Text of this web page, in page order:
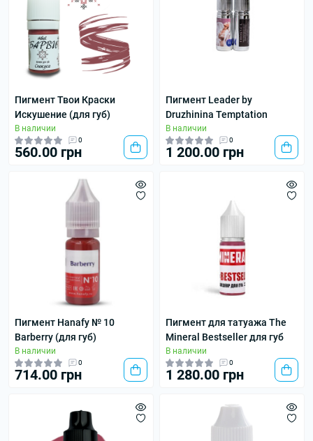
Пигмент Твои Краски
Искушение (для губ)
В наличии
0
560.00 грн
Пигмент Leader by
Druzhinina Temptation
В наличии
0
1 200.00 грн
Пигмент Hanafy № 10
Barberry (для губ)
В наличии
0
714.00 грн
Пигмент для татуажа The
Mineral Bestseller для губ
В наличии
0
1 280.00 грн